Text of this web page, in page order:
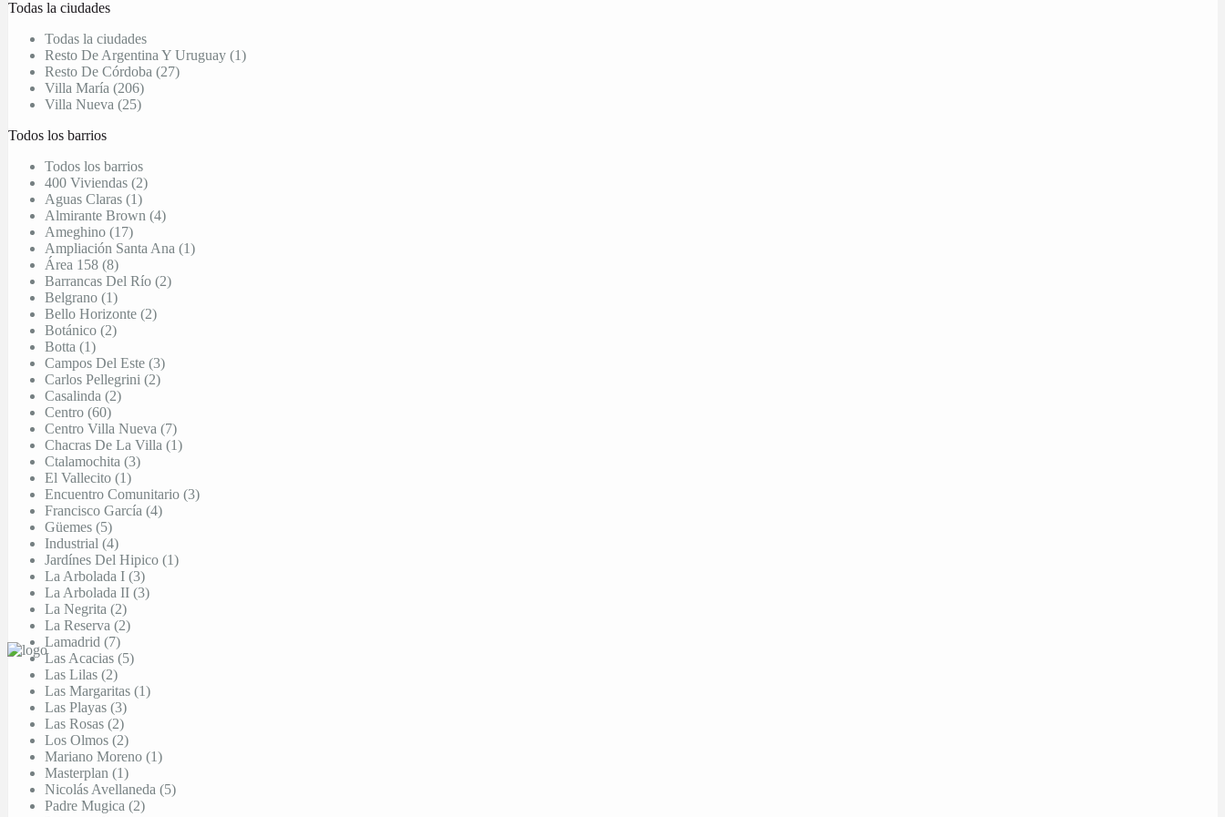
Todas la ciudades
Todas la ciudades
Resto De Argentina Y Uruguay (1)
Resto De Córdoba (27)
Villa María (206)
Villa Nueva (25)
Todos los barrios
Todos los barrios
400 Viviendas (2)
Aguas Claras (1)
Almirante Brown (4)
Ameghino (17)
Ampliación Santa Ana (1)
Área 158 (8)
Barrancas Del Río (2)
Belgrano (1)
Bello Horizonte (2)
Botánico (2)
Botta (1)
Campos Del Este (3)
Carlos Pellegrini (2)
Casalinda (2)
Centro (60)
Centro Villa Nueva (7)
Chacras De La Villa (1)
Ctalamochita (3)
El Vallecito (1)
Encuentro Comunitario (3)
Francisco García (4)
Güemes (5)
Industrial (4)
Jardínes Del Hipico (1)
La Arbolada I (3)
La Arbolada II (3)
La Negrita (2)
La Reserva (2)
Lamadrid (7)
Las Acacias (5)
Las Lilas (2)
Las Margaritas (1)
Las Playas (3)
Las Rosas (2)
Los Olmos (2)
Mariano Moreno (1)
Masterplan (1)
Nicolás Avellaneda (5)
Padre Mugica (2)